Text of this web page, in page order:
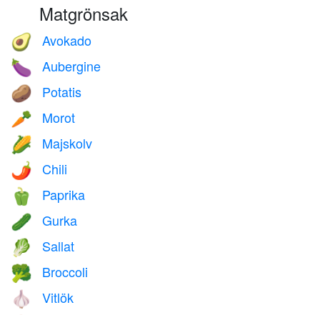
Matgrönsak
🥑 Avokado
🍆 Aubergine
🥔 Potatis
🥕 Morot
🌽 Majskolv
🌶️ Chili
🫑 Paprika
🥒 Gurka
🥬 Sallat
🥦 Broccoli
🧄 Vitlök